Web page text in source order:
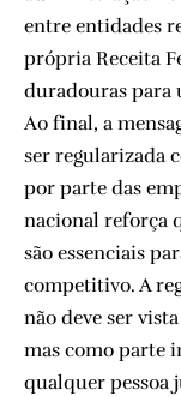
entre entidades
própria Receita
duradouras para
Ao final, a
ser regularizada
por parte das
nacional reforça
são essenciais
competitivo. A
não deve ser
mas como parte
qualquer pessoa